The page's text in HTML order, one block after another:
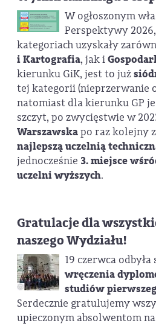
W ogłoszonym
Perspektywy 2026,
kategoriach uzyskały
i Kartografia, jak i
kierunku GiK, jest to już
tej kategorii (nieprzerwanie
natomiast dla kierunku GP
szczyt, po zwycięstwie w
Warszawskapo raz kolejny
najlepszą uczelnią
jednocześnie 3. miejsce
uczelni wyższych.
Gratulacje dla
naszego Wydziału!
19 czerwca odbyła
wręczenia
studiów
Serdecznie gratulujemy
upieczonym absolwentom